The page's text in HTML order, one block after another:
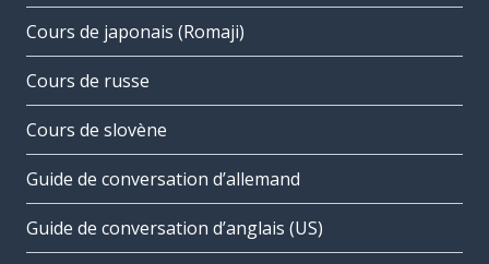
Cours de japonais (Romaji)
Cours de russe
Cours de slovène
Guide de conversation d’allemand
Guide de conversation d’anglais (US)